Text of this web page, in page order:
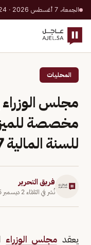
الجمعة، 7 أغسطس 2026 · 24 صفر 1448 هـ
المحليات
مجلس
مخصصة
للسنة المالية 1447 / 1448ه
فريق التحرير
نُشر في الثلاثاء 2 ديسمبر 2025
يعقد مجلس الوزراء